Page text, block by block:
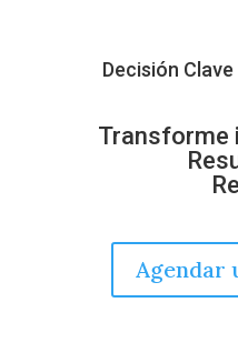
Decisión Clave
Transforme
Agendar